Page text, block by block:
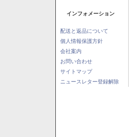
インフォメーション
配送と返品について
個人情報保護方針
会社案内
お問い合わせ
サイトマップ
ニュースレター登録解除